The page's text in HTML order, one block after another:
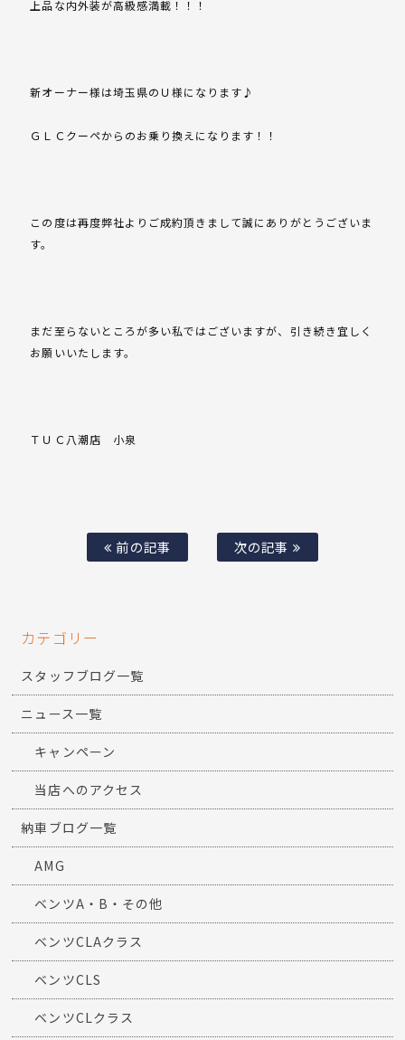
上品な内外装が高級感満載！！！
新オーナー様は埼玉県のＵ様になります♪
ＧＬＣクーペからのお乗り換えになります！！
この度は再度弊社よりご成約頂きまして誠にありがとうございま
す。
まだ至らないところが多い私ではございますが、引き続き宜しく
お願いいたします。
ＴＵＣ八潮店 小泉
前の記事 次の記事
カテゴリー
スタッフブログ一覧
ニュース一覧
キャンペーン
当店へのアクセス
納車ブログ一覧
AMG
ベンツA・B・その他
ベンツCLAクラス
ベンツCLS
ベンツCLクラス